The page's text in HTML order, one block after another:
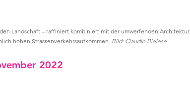
Landschaft – raffiniert kombiniert mit der umwerfenden Architektur
hohen Strassenverkehrsaufkommen. Bild: Claudio Bielese
2022